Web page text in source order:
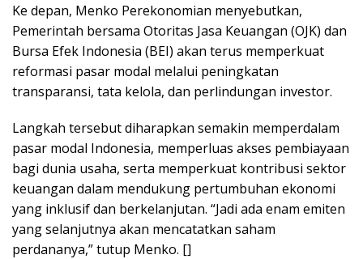
Ke depan, Menko Perekonomian menyebutkan,
Pemerintah bersama Otoritas Jasa Keuangan (OJK) dan
Bursa Efek Indonesia (BEI) akan terus memperkuat
reformasi pasar modal melalui peningkatan
transparansi, tata kelola, dan perlindungan investor.
Langkah tersebut diharapkan semakin memperdalam
pasar modal Indonesia, memperluas akses pembiayaan
bagi dunia usaha, serta memperkuat kontribusi sektor
keuangan dalam mendukung pertumbuhan ekonomi
yang inklusif dan berkelanjutan. “Jadi ada enam emiten
yang selanjutnya akan mencatatkan saham
perdananya,” tutup Menko. []